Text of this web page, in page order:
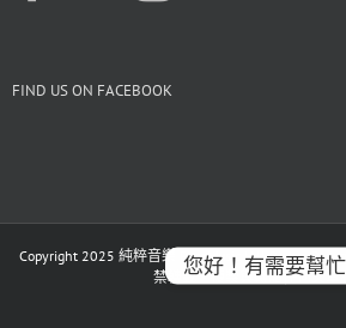
FIND US ON FACEBOOK
Copyright 2025 純粹音樂 PureMusic |All Rights
禁轉載、複製與轉貼任何文章
您好！有需要幫